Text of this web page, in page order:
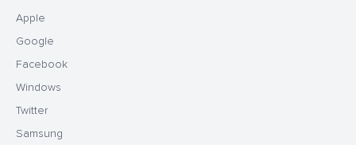
Apple
Google
Facebook
Windows
Twitter
Samsung